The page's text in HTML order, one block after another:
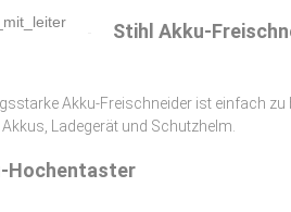
Stihl Akku-
Akku-Freischneider ist einfach
Ladegerät und Schutzhelm.
Hochentaster